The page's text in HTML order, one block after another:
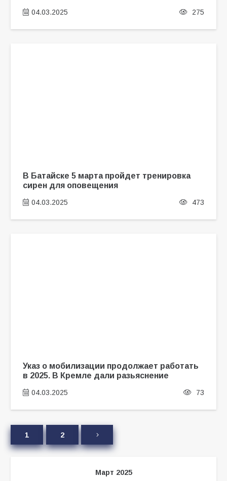
04.03.2025 275
В Батайске 5 марта пройдет тренировка
сирен для оповещения
04.03.2025 473
Указ о мобилизации продолжает работать
в 2025. В Кремле дали разьяснение
04.03.2025 73
1 2
Март 2025